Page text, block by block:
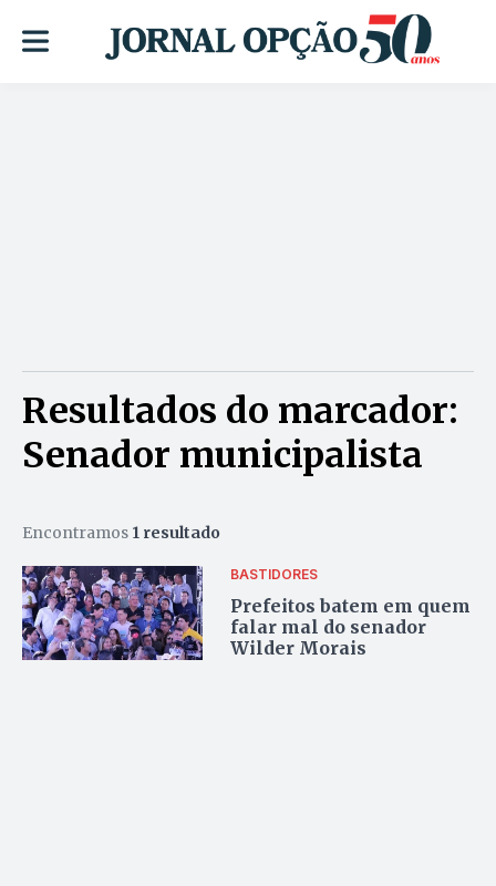
Resultados do marcador:
Senador municipalista
Encontramos 1 resultado
BASTIDORES
Prefeitos batem em quem
falar mal do senador
Wilder Morais